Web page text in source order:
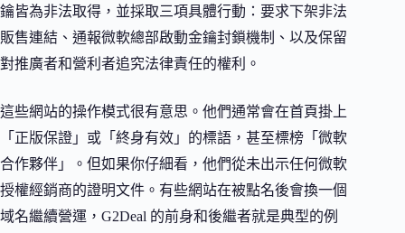
鑰皆為非法取得，並採取三項具體行動：要求下架非法
販售連結、通報微軟總部啟動金鑰封鎖機制、以及保留
對推廣者和營利者追究法律責任的權利。
這些網站的操作模式很有意思。他們通常會在首頁掛上
「正版保證」或「終身有效」的標語，甚至標榜「微軟
合作夥伴」。但如果你仔細看，他們從未出示任何微軟
授權經銷商的證明文件。有些網站在被點名後會換一個
域名繼續營運，G2Deal 的前身和後繼者就是典型的例